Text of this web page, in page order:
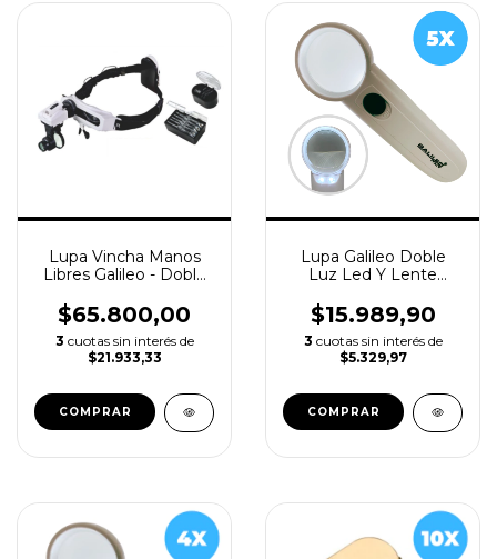
Lupa Vincha Manos
Libres Galileo - Doble
Monoculares
$65.800,00
3 cuotas sin interés de
$21.933,33
Lupa Galileo Doble
Luz Led Y Lente
$15.989,90
3 cuotas sin interés de
$5.329,97